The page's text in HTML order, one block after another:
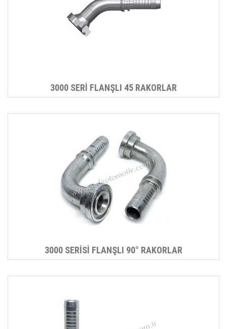
3000 SERİ FLANŞLI 45 RAKORLAR
3000 SERİSİ FLANŞLI 90° RAKORLAR